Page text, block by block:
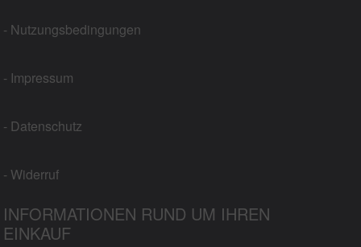
- Nutzungsbedingungen
- Impressum
- Datenschutz
- Widerruf
INFORMATIONEN RUND UM IHREN
EINKAUF